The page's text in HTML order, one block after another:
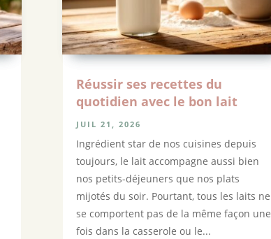
Réussir ses recettes du
quotidien avec le bon lait
JUIL 21, 2026
Ingrédient star de nos cuisines depuis
toujours, le lait accompagne aussi bien
nos petits-déjeuners que nos plats
mijotés du soir. Pourtant, tous les laits ne
se comportent pas de la même façon une
fois dans la casserole ou le...